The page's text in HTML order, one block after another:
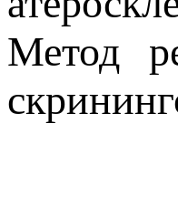
Метод